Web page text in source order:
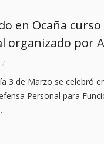
en Ocaña
organizado por
3 de Marzo se celebró
Personal para